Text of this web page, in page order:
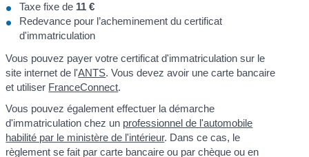
Taxe fixe de 11 €
Redevance pour l’acheminement du certificat
d'immatriculation
Vous pouvez payer votre certificat d'immatriculation sur le
site internet de l'ANTS. Vous devez avoir une carte bancaire
et utiliser FranceConnect.
Vous pouvez également effectuer la démarche
d'immatriculation chez un professionnel de l'automobile
habilité par le ministère de l'intérieur. Dans ce cas, le
règlement se fait par carte bancaire ou par chèque ou en